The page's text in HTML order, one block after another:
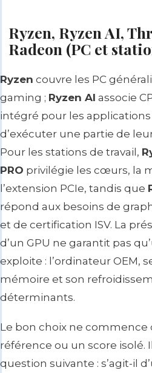
Ryzen, Ryzen AI,
Radeon (PC et
Ryzen couvre les PC
gaming ; Ryzen AI associe
intégré pour les
d’exécuter une partie de
Pour les stations de travail,
PRO privilégie les cœurs, la
l’extension PCIe, tandis que
répond aux besoins de
et de certification ISV. La
d’un GPU ne garantit pas
exploite : l’ordinateur OEM,
mémoire et son
déterminants.
Le bon choix ne commence
référence ou un score isolé.
question suivante : s’agit-il